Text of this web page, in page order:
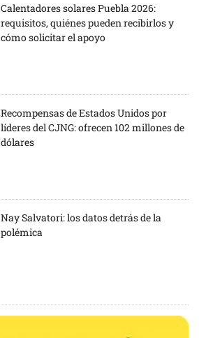
Calentadores solares Puebla 2026:
requisitos, quiénes pueden recibirlos y
cómo solicitar el apoyo
Recompensas de Estados Unidos por
líderes del CJNG: ofrecen 102 millones de
dólares
Nay Salvatori: los datos detrás de la
polémica